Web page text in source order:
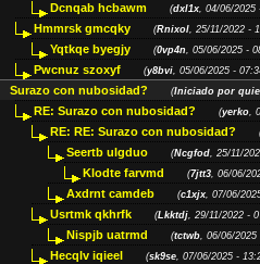
Dcnqab hcbawm (dxl1x, 04/06/2025
Hmmrsk gmcqky (Rnixol, 25/11/2022 -
Yqtkqe byegjy (0vp4n, 05/06/2025 -
Pwcnuz szoxyf (y8bvi, 05/06/2025 -
Surazo con nubosidad? (Iniciado por
RE: Surazo con nubosidad? (yerko,
RE: RE: Surazo con nubosidad?
Seertb ulgduo (Ncgfod, 25/11/
Klodte farvmd (7jtt3, 06/06/
Axdrnt camdeb (c1xjx, 07/06/
Usrtmk qkhrfk (Lkktdj, 29/11/2022 -
Nispjb uatrmd (tctwb, 06/06/2025
Hecqlv iqieel (sk9se, 07/06/2025 -